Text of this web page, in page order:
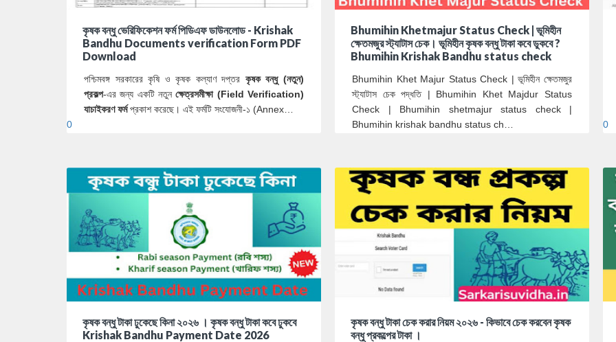
কৃষক বন্ধু ভেরিফিকেশন ফর্ম পিডিএফ ডাউনলোড - Krishak
Bandhu Documents verification Form PDF
Download
পশ্চিমবঙ্গ সরকারের কৃষি ও কৃষক কল্যাণ দপ্তর কৃষক বন্ধু (নতুন)
প্রকল্প-এর জন্য একটি নতুনক্ষেত্রসমীক্ষা (Field Verification)
যাচাইকরণ ফর্মপ্রকাশ করেছে। এই ফর্মটি সংযোজনী-১ (Annex…
0
Bhumihin Khetmajur Status Check | ভূমিহীন
ক্ষেতমজুর স্ট্যাটাস চেক। ভূমিহীন কৃষক বন্ধু টাকা কবে ডুকবে ?
Bhumihin Krishak Bandhu status check
Bhumihin Khet Majur Status Check | ভূমিহীন ক্ষেতমজুর
স্ট্যাটাস চেক পদ্ধতি | Bhumihin Khet Majdur Status
Check | Bhumihin shetmajur status check |
Bhumihin krishak bandhu status ch…
0
কৃষক বন্ধু টাকা ঢুকেছে কিনা ২০২৬ । কৃষক বন্ধু টাকা কবে ঢুকবে
Krishak Bandhu Payment Date 2026
কৃষক বন্ধু টাকা চেক করার নিয়ম ২০২৬ - কিভাবে চেক করবেন কৃষক
বন্ধু প্রকল্পের টাকা ।